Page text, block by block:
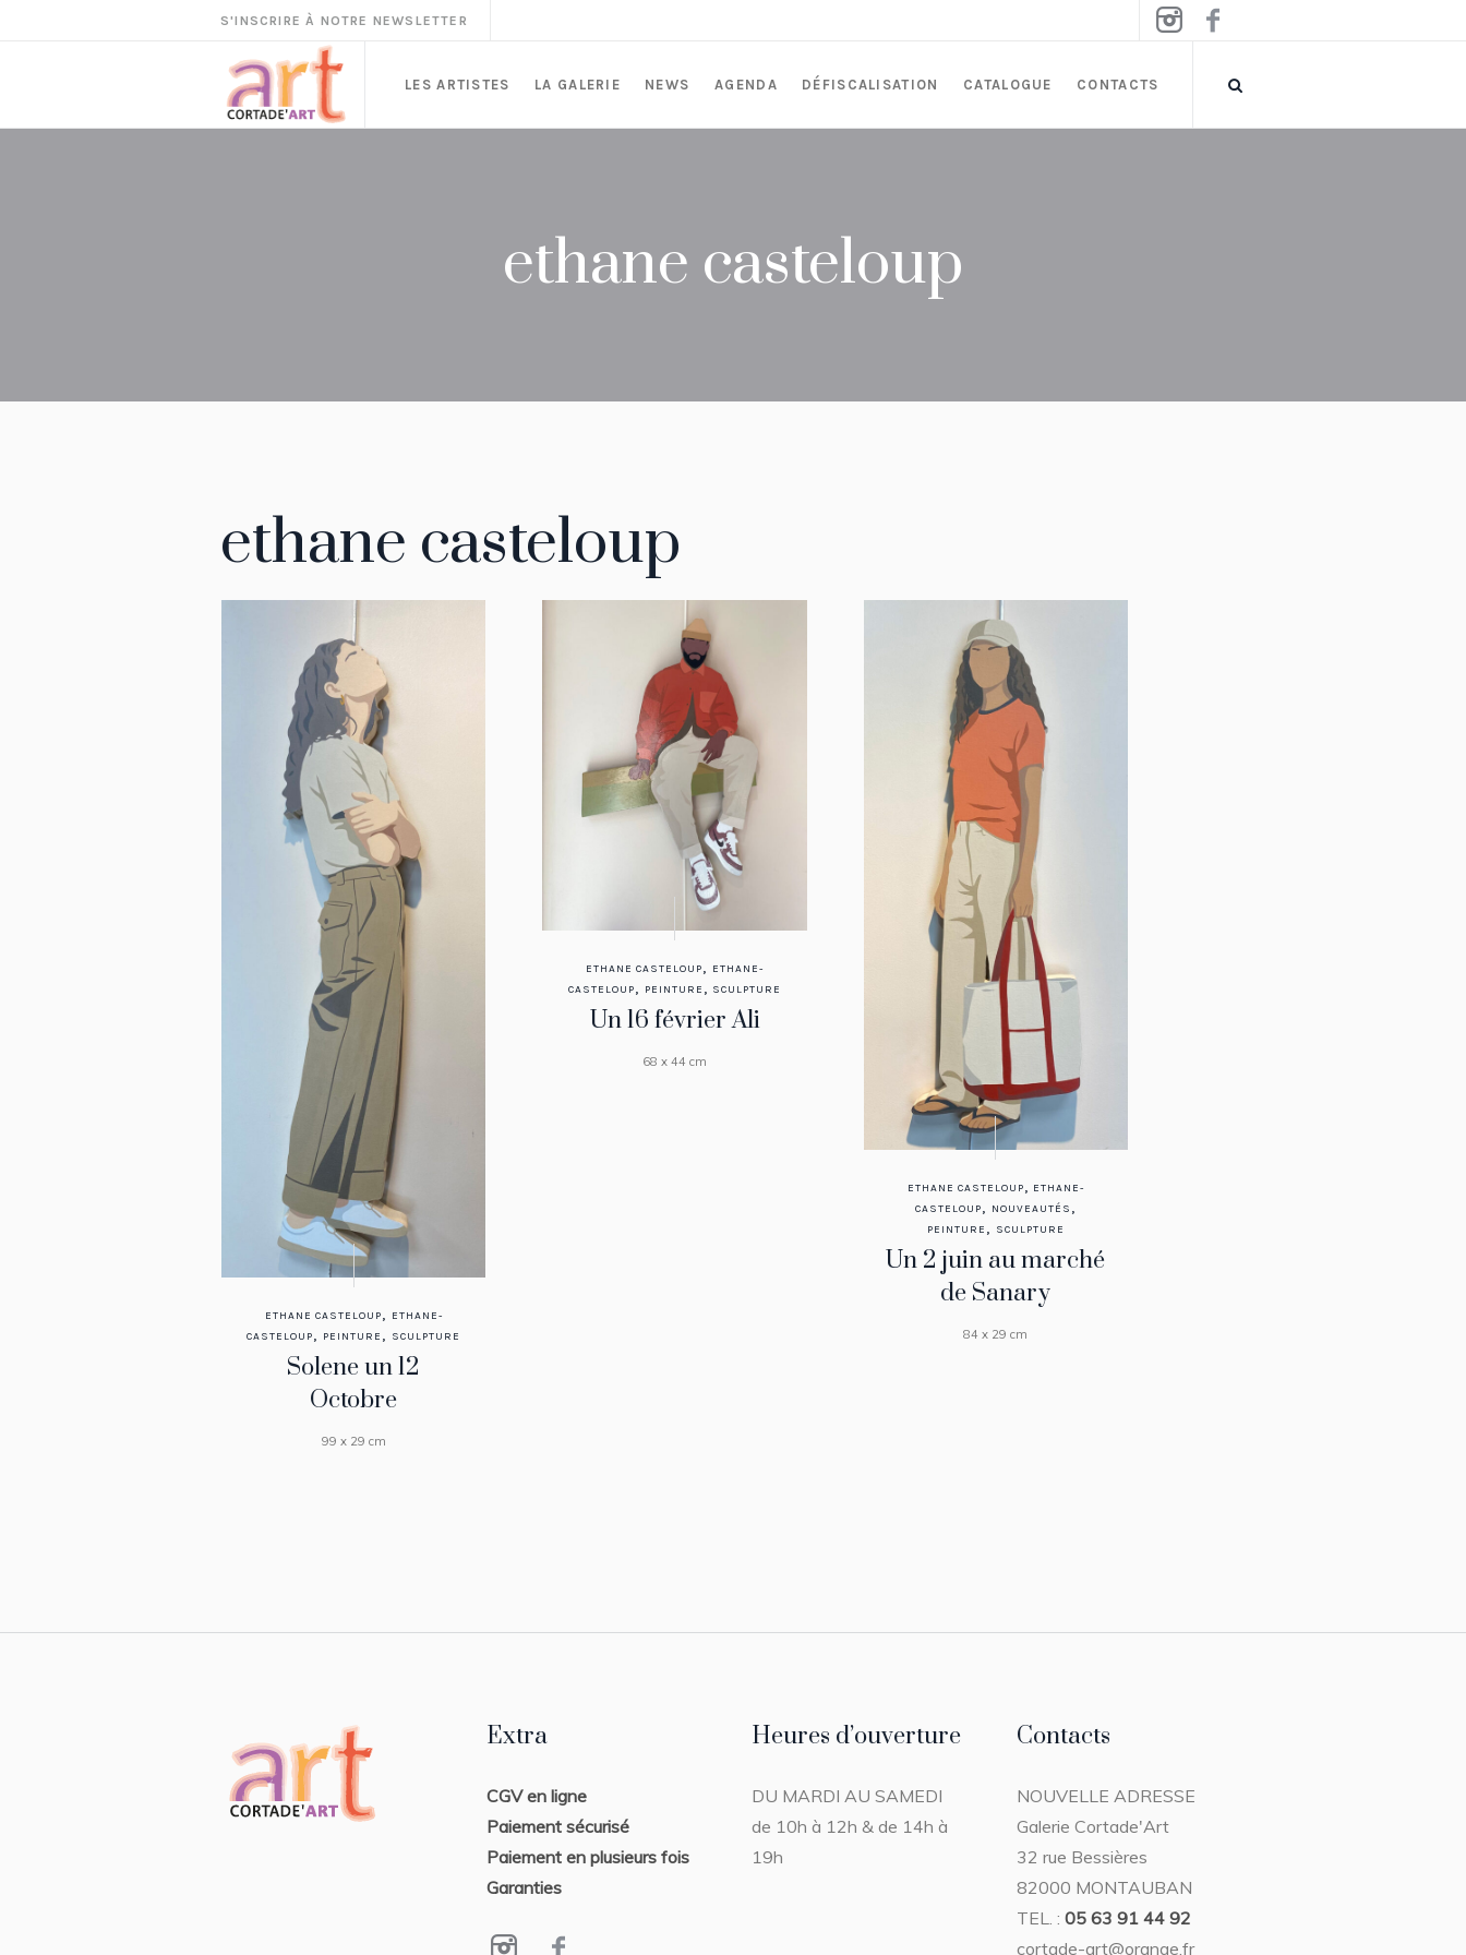
S'INSCRIRE À NOTRE NEWSLETTER
LES ARTISTES LA GALERIE NEWS AGENDA DÉFISCALISATION CATALOGUE CONTACTS
ethane casteloup
ethane casteloup
ETHANE CASTELOUP, ETHANE-
CASTELOUP, PEINTURE , SCULPTURE
Solene un 12
Octobre
99 x 29 cm
ETHANE CASTELOUP, ETHANE-
CASTELOUP, PEINTURE , SCULPTURE
Un 16 février Ali
68 x 44 cm
ETHANE CASTELOUP, ETHANE-
CASTELOUP, NOUVEAUTÉS ,
PEINTURE , SCULPTURE
Un 2 juin au marché
de Sanary
84 x 29 cm
Extra
CGV en ligne
Paiement sécurisé
Paiement en plusieurs fois
Garanties
Heures d’ouverture
DU MARDI AU SAMEDI
de 10h à 12h & de 14h à
19h
Contacts
NOUVELLE ADRESSE
Galerie Cortade'Art
32 rue Bessières
82000 MONTAUBAN
TEL. : 05 63 91 44 92
cortade-art@orange.fr